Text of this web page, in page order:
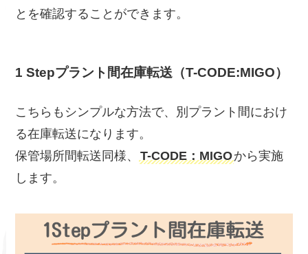
とを確認することができます。
1 Stepプラント間在庫転送（T-CODE:MIGO）
こちらもシンプルな方法で、別プラント間におけ
る在庫転送になります。
保管場所間転送同様、 T-CODE：MIGOから実施
します。